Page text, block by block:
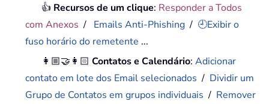
👍 Recursos de um clique: Responder a Todos
com Anexos / Emails Anti-Phishing / 🕘Exibir o
fuso horário do remetente ...
👩🏼‍🤝‍👩🏻Contatos e Calendário:Adicionar
contato em lote dos Email selecionados / Dividir um
Grupo de Contatos em grupos individuais / Remover